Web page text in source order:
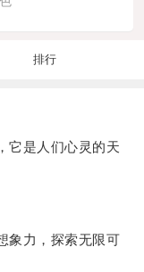
排行
是人们心灵的天
力，探索无限可